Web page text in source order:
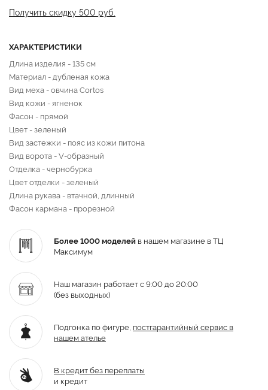
Получить скидку 500 руб.
ХАРАКТЕРИСТИКИ
Длина изделия - 135 см
Материал - дубленая кожа
Вид меха - овчина Cortos
Вид кожи - ягненок
Фасон - прямой
Цвет - зеленый
Вид застежки - пояс из кожи питона
Вид ворота - V-образный
Отделка - чернобурка
Цвет отделки - зеленый
Длина рукава - втачной, длинный
Фасон кармана - прорезной
Более 1000 моделей в нашем магазине в ТЦ
Максимум
Наш магазин работает с 9:00 до 20:00
(без выходных)
Подгонка по фигуре, постгарантийный сервис в
нашем ателье
В кредит без переплаты
и кредит